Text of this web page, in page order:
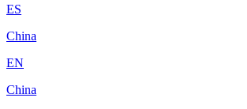
ES
China
EN
China